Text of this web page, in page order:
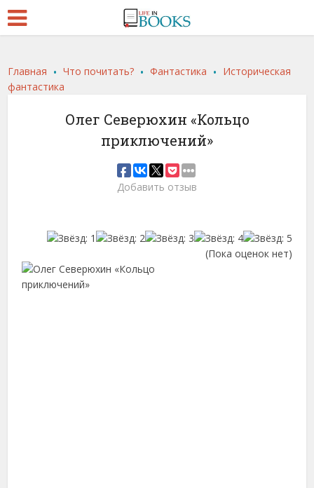
Главная .Что почитать? .Фантастика . Историческая
фантастика
Олег Северюхин «Кольцо
приключений»
Добавить отзыв
(Пока оценок нет)